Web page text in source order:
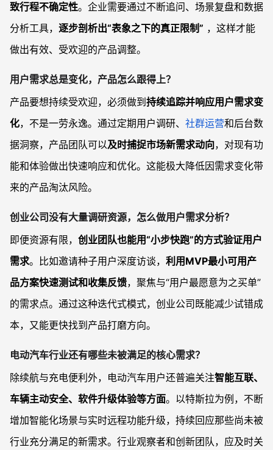
致行程不确定性。企业需要通过不断追问、场景复盘和数据
分析工具， 逐步剖析出“表象之下的真正限制” ，这样才能
做出有效、受欢迎的产品调整。
用户需求总是变化，产品怎么跟得上？
产品要想持续受欢迎，必须做到持续追踪并响应用户需求变
化，不是一劳永逸。通过定期用户调研、 社群运营和后台数
据洞察，产品团队可以及时捕捉市场新需求动向，对现有功
能和体验做出快速响应和优化。这能极大降低因需求变化带
来的产品淘汰风险。
创业公司没有大量调研资源，怎么做用户需求分析？
即便资源有限， 创业团队也能用“小步快跑”的方式验证用户
需求。比如邀请种子用户深度访谈， 利用MVP最小可用产
品方案快速测试和收集反馈，聚焦与“用户最愿意为之买单”
的需求点。通过这种迭代式模式，创业公司既能减少试错成
本，又能更快找到产品打磨方向。
电动汽车行业还有哪些未被满足的核心需求？
除续航与充电便利外，电动汽车用户还普遍关注智能互联、
车辆主动安全、软件升级体验等方面。以特斯拉为例，不断
增加智能化场景与实时远程功能升级，持续回应那些尚未被
行业充分满足的新需求。行业观察者和创新团队，应及时关